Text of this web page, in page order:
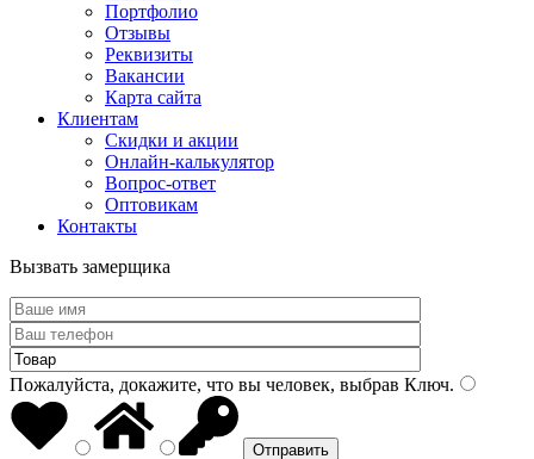
Портфолио
Отзывы
Реквизиты
Вакансии
Карта сайта
Клиентам
Скидки и акции
Онлайн-калькулятор
Вопрос-ответ
Оптовикам
Контакты
Вызвать замерщика
Пожалуйста, докажите, что вы человек, выбрав Ключ.